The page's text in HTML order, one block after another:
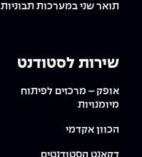
תואר שני במערכות תבוניות
שירות לסטודנט
אופק – מרכזים לפיתוח
מיומנויות
הכוון אקדמי
דקאנט הסטודנטים